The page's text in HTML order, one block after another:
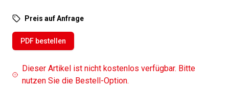
Preis auf Anfrage
PDF bestellen
Dieser Artikel ist nicht kostenlos verfügbar. Bitte
nutzen Sie die Bestell-Option.